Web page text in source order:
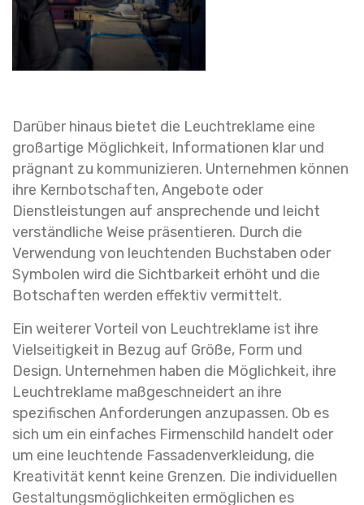
Darüber hinaus bietet die Leuchtreklame eine
großartige Möglichkeit, Informationen klar und
prägnant zu kommunizieren. Unternehmen können
ihre Kernbotschaften, Angebote oder
Dienstleistungen auf ansprechende und leicht
verständliche Weise präsentieren. Durch die
Verwendung von leuchtenden Buchstaben oder
Symbolen wird die Sichtbarkeit erhöht und die
Botschaften werden effektiv vermittelt.
Ein weiterer Vorteil von Leuchtreklame ist ihre
Vielseitigkeit in Bezug auf Größe, Form und
Design. Unternehmen haben die Möglichkeit, ihre
Leuchtreklame maßgeschneidert an ihre
spezifischen Anforderungen anzupassen. Ob es
sich um ein einfaches Firmenschild handelt oder
um eine leuchtende Fassadenverkleidung, die
Kreativität kennt keine Grenzen. Die individuellen
Gestaltungsmöglichkeiten ermöglichen es